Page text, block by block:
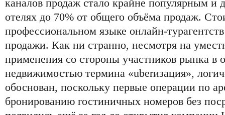
каналов продаж стало крайне популярным и
отелях до 70% от общего объёма продаж.
профессиональном языке онлайн-
продажи. Как ни странно, несмотря на
применения со стороны участников рынка в
недвижимостью термина «uberизация»,
обоснован, поскольку первые операции по
бронированию гостиничных номеров без